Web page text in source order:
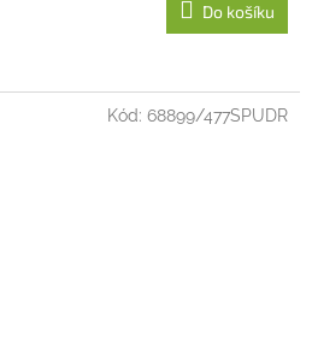
Do košíku
Kód: 68899/477SPUDR